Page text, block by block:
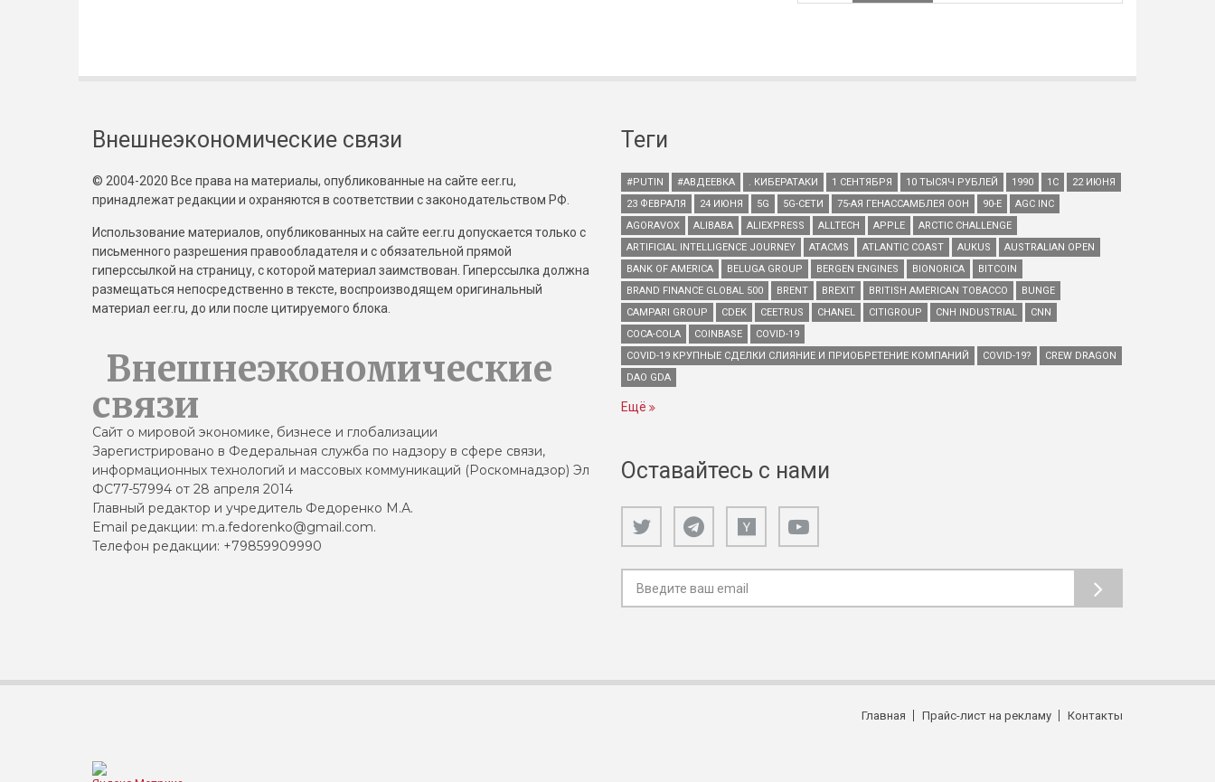
Внешнеэкономические связи
© 2004-2020 Все права на материалы, опубликованные на сайте eer.ru,
принадлежат редакции и охраняются в соответствии с законодательством РФ.
Использование материалов, опубликованных на сайте eer.ru допускается только с
письменного разрешения правообладателя и с обязательной прямой
гиперссылкой на страницу, с которой материал заимствован. Гиперссылка должна
размещаться непосредственно в тексте, воспроизводящем оригинальный
материал eer.ru, до или после цитируемого блока.
Внешнеэкономические
связи
Сайт о мировой экономике, бизнесе и глобализации
Зарегистрировано в Федеральная служба по надзору в сфере связи,
информационных технологий и массовых коммуникаций (Роскомнадзор) Эл
ФС77-57994 от 28 апреля 2014
Главный редактор и учредитель Федоренко М.А.
Email редакции: m.a.fedorenko@gmail.com.
Телефон редакции: +79859909990
Теги
#PUTIN #АВДЕЕВКА . КИБЕРАТАКИ 1 СЕНТЯБРЯ 10 ТЫСЯЧ РУБЛЕЙ 1990 1С
22 ИЮНЯ
23 ФЕВРАЛЯ
24 ИЮНЯ 5G 5G-СЕТИ 75-АЯ ГЕНАССАМБЛЕЯ ООН 90-Е
AGC INC
AGORAVOX
ALIBABA ALIEXPRESS ALLTECH APPLE
ARCTIC CHALLENGE
ARTIFICIAL INTELLIGENCE JOURNEY
ATACMS ATLANTIC COAST AUKUS
AUSTRALIAN OPEN
BANK OF AMERICA
BELUGA GROUP BERGEN ENGINES BIONORICA
BITCOIN
BRAND FINANCE GLOBAL 500
BRENT BREXIT BRITISH AMERICAN TOBACCO
BUNGE
CAMPARI GROUP
CDEK CEETRUS CHANEL CITIGROUP CNH INDUSTRIAL
CNN
COCA-COLA
COINBASE
COVID-19
COVID-19 КРУПНЫЕ СДЕЛКИ СЛИЯНИЕ И ПРИОБРЕТЕНИЕ КОМПАНИЙ
COVID-19?
CREW DRAGON
DAO GDA
Ещё
Оставайтесь с нами
Главная Прайс-лист на рекламу Контакты